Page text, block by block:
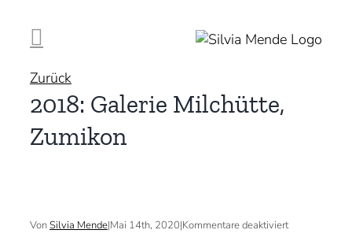
Inhalt
springen
Zurück
2018: Galerie Milchütte,
Zumikon
VonSilvia Mende|Mai 14th, 2020|Kommentare deaktiviertfür